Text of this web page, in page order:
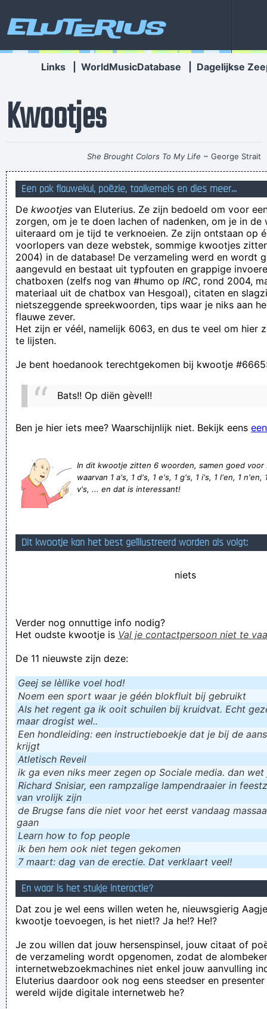
Eluterius
Links WorldMusicDatabase Dagelijkse
Kwootjes
She Brought Colors To My Life ~ George Strait
Dit wordt het mooiste stadion in België, misschien zelfs in
Europa” - en dan komt Cercle een stok in de wielen steken.
Hahaha!!!
Wanqeur
We zijn onze Privacyverklaring en Cookieverklaring aan het
bijwerke
my brother and I are lucky to have found your website, it is
toally the thing my friends and I are looking in search of. The
LEER GROTVERDOMME SPELLEN!!! EN UW INTERPUNCTIE
Op ons toilet zijn de tegels net zo breed als de wc-rollen. Dat
Kent u Urbanus van Anus, neen maar wel van gezicht.
Wat je als webmeester van deze stek allemaal moet
doorstaan seg
Dokter vertelt: heb je te veel buikvet? (Probeer dit voor het
super trots op ben
Een pak flauwekul, poëzie, taalkemels en dies meer...
De kwootjes van Eluterius. Ze zijn bedoeld om voor
zorgen, om je te doen lachen of nadenken, om je in de
uiteraard om je tijd te verknoeien. Ze zijn ontstaan op
voorlopers van deze webstek, sommige kwootjes
2004) in de database! De verzameling werd en wordt
aangevuld en bestaat uit typfouten en grappige
chatboxen (zelfs nog van #humo op IRC, rond 2004,
materiaal uit de chatbox van Hesgoal), citaten en
nietszeggende spreekwoorden, tips waar je niks aan
flauwe zever.
Het zijn er véél, namelijk 6063, en dus te veel om hier
te lijsten.
Je bent hoedanook terechtgekomen bij kwootje
Bats!! Op diën gèvel!!
Ben je hier iets mee? Waarschijnlijk niet. Bekijk eens
In dit kwootje zitten 6 woorden, samen goed
waarvan 1 a's, 1 d's, 1 e's, 1 g's, 1 i's, 1 l'en, 1 n'en,
v's, ... en dat is interessant!
Dit kwootje kan het best geïllustreerd worden als volgt:
niets
Verder nog onnuttige info nodig?
Het oudste kwootje is Val je contactpersoon niet te
De 11 nieuwste zijn deze:
Geej se lèllike voel hod!
Noem een sport waar je géén blokfluit bij gebruikt
Als het regent ga ik ooit schuilen bij kruidvat. Echt
maar drogist wel..
Een hondleiding: een instructieboekje dat je bij de
krijgt
Atletisch Reveil
ik ga even niks meer zegen op Sociale media. dan
Richard Snisiar, een rampzalige lampendraaier in
van vrolijk zijn
de Brugse fans die niet voor het eerst vandaag
gaan
Learn how to fop people
ik ɓen hem ook niet tegen gekomen
7 maart: dag van de erectie. Dat verklaart veel!
En waar is het stukje interactie?
Dat zou je wel eens willen weten he, nieuwsgierig
kwootje toevoegen, is het niet!? Ja he!? He!?
Je zou willen dat jouw hersenspinsel, jouw citaat of
de verzameling wordt opgenomen, zodat de
internetwebzoekmachines niet enkel jouw aanvulling
Eluterius daardoor ook nog eens steedser en
wereld wijde digitale internetweb he?